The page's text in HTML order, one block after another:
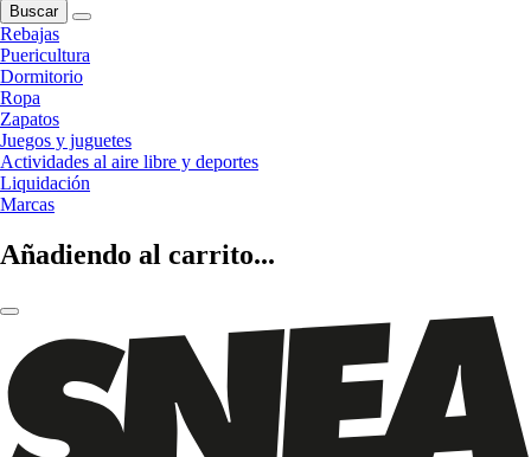
Buscar
Rebajas
Puericultura
Dormitorio
Ropa
Zapatos
Juegos y juguetes
Actividades al aire libre y deportes
Liquidación
Marcas
Añadiendo al carrito...